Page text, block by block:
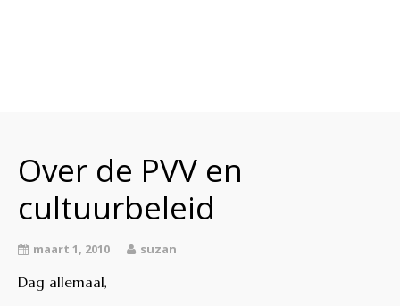
Swingt
Inkt
Contact
Over de PVV en
cultuurbeleid
maart 1, 2010 suzan
Dag allemaal,